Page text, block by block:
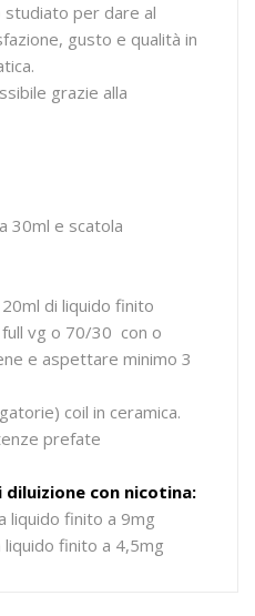
per dare al
gusto e qualità in
grazie alla
30ml e scatola
di liquido finito
vg o 70/30 con o
e aspettare minimo 3
coil in ceramica.
prefate
con nicotina:
liquido finito a 9mg
finito a 4,5mg